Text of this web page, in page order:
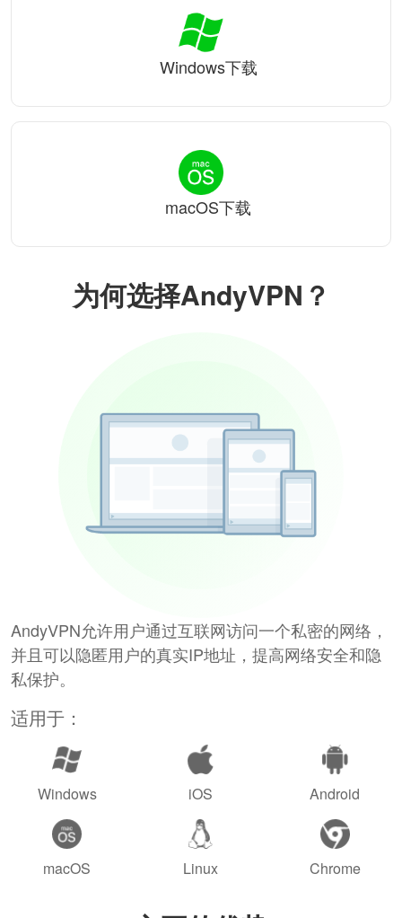
为何选择AndyVPN？
AndyVPN允许用户通过互联网访问一个私密的网络，
并且可以隐匿用户的真实IP地址，提高网络安全和隐
私保护。
适用于：
Windows iOS Android
macOS Linux Chrome
Windows下载
macOS下载